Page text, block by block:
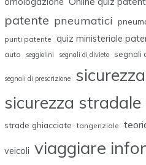
patente pneumatici
punti patente quiz ministeriale
auto
seggiolini segnali di divieto segnali
segnali di prescrizione
sicurezza
sicurezza stradale
strade ghiacciate tangenziale
veicoli viaggiare